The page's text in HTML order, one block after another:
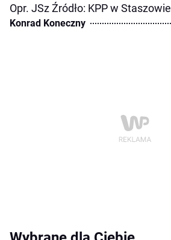
Opr. JSz Źródło: KPP w Staszowie
Konrad Koneczny